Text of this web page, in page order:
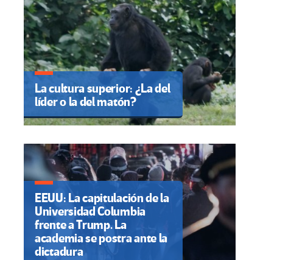
La cultura superior: ¿La del
líder o la del matón?
EEUU: La capitulación de la
Universidad Columbia
frente a Trump. La
academia se postra ante la
dictadura